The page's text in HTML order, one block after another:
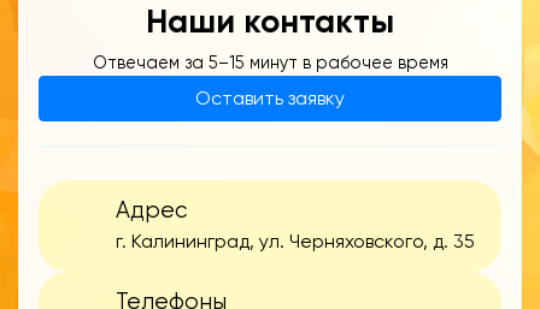
Наши контакты
Отвечаем за 5–15 минут в рабочее время
Оставить заявку
Адрес
г. Калининград, ул. Черняховского, д. 35
Телефоны